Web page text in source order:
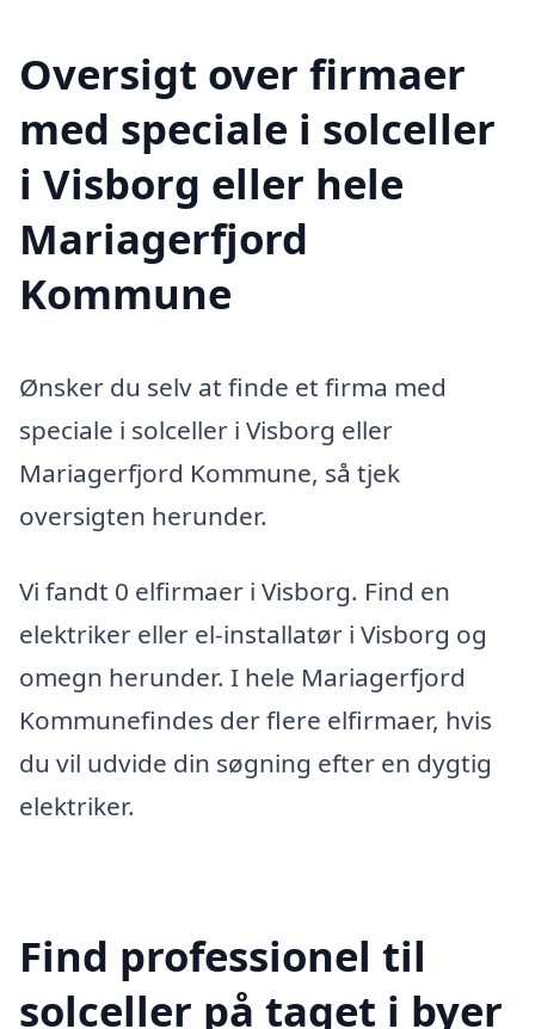
Oversigt over firmaer
med speciale i solceller
i Visborg eller hele
Mariagerfjord
Kommune
Ønsker du selv at finde et firma med
speciale i solceller i Visborg eller
Mariagerfjord Kommune, så tjek
oversigten herunder.
Vi fandt 0 elfirmaer i Visborg. Find en
elektriker eller el-installatør i Visborg og
omegn herunder. I hele Mariagerfjord
Kommunefindes der flere elfirmaer, hvis
du vil udvide din søgning efter en dygtig
elektriker.
Find professionel til
solceller på taget i byer